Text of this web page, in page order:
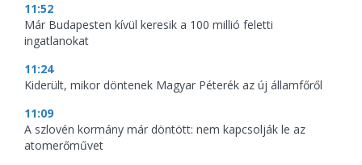
11:52
Már Budapesten kívül keresik a 100 millió feletti
ingatlanokat
11:24
Kiderült, mikor döntenek Magyar Péterék az új államfőről
11:09
A szlovén kormány már döntött: nem kapcsolják le az
atomerőművet